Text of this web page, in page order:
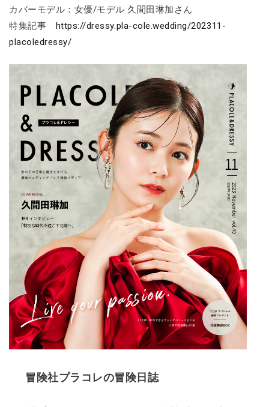
カバーモデル：女優/モデル 久間田琳加さん
特集記事
https://dressy.pla-cole.wedding/202311-
placoledressy/
冒険社プラコレの冒険日誌